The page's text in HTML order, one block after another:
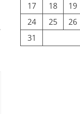
17
18 19
24
25 26
31